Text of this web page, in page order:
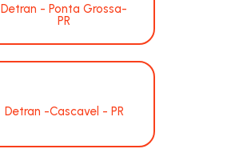
Detran - Ponta Grossa-
PR
Detran -Cascavel - PR